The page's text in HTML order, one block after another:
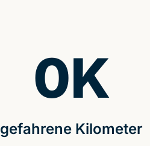
gefahrene Kilometer
0K